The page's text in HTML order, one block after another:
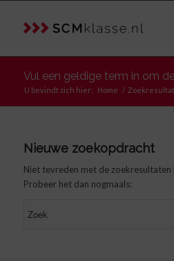
Vul een geldige term in om
U bevindt zich hier: Home /
Nieuwe zoekopdracht
Niet tevreden met de zoekresultaten
Probeer het dan nogmaals: